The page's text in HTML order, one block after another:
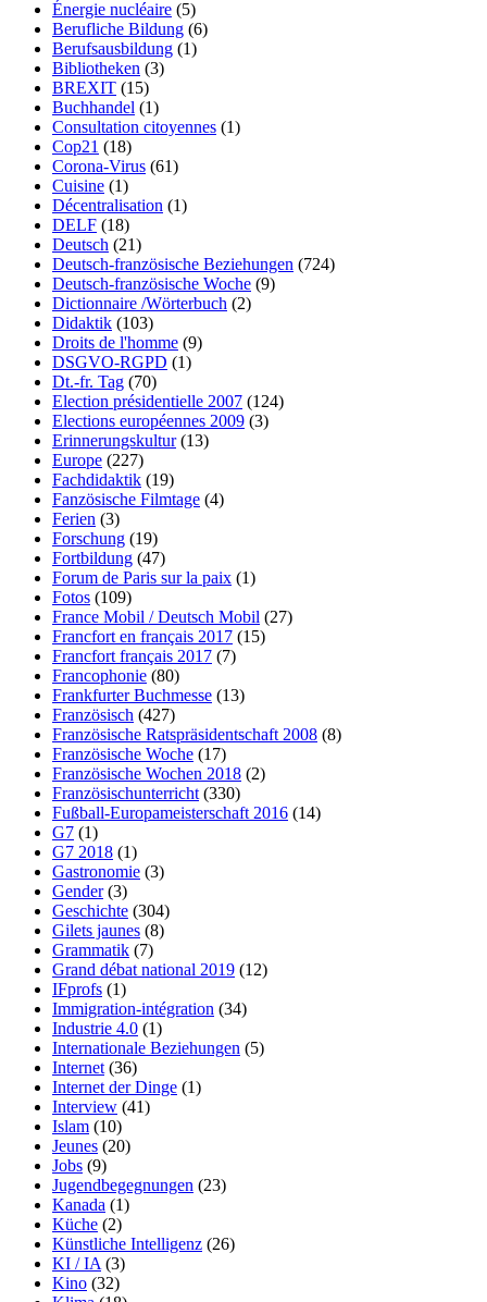
Énergie nucléaire (5)
Berufliche Bildung (6)
Berufsausbildung (1)
Bibliotheken (3)
BREXIT (15)
Buchhandel (1)
Consultation citoyennes (1)
Cop21 (18)
Corona-Virus (61)
Cuisine (1)
Décentralisation (1)
DELF (18)
Deutsch (21)
Deutsch-französische Beziehungen (724)
Deutsch-französische Woche (9)
Dictionnaire /Wörterbuch (2)
Didaktik (103)
Droits de l'homme (9)
DSGVO-RGPD (1)
Dt.-fr. Tag (70)
Election présidentielle 2007 (124)
Elections européennes 2009 (3)
Erinnerungskultur(13)
Europe (227)
Fachdidaktik (19)
Fanzösische Filmtage (4)
Ferien (3)
Forschung (19)
Fortbildung (47)
Forum de Paris sur la paix (1)
Fotos (109)
France Mobil / Deutsch Mobil (27)
Francfort en français 2017 (15)
Francfort français 2017 (7)
Francophonie (80)
Frankfurter Buchmesse (13)
Französisch (427)
Französische Ratspräsidentschaft 2008 (8)
Französische Woche (17)
Französische Wochen 2018 (2)
Französischunterricht(330)
Fußball-Europameisterschaft 2016 (14)
G7 (1)
G7 2018 (1)
Gastronomie (3)
Gender(3)
Geschichte (304)
Gilets jaunes (8)
Grammatik (7)
Grand débat national 2019 (12)
IFprofs (1)
Immigration-intégration (34)
Industrie 4.0 (1)
Internationale Beziehungen (5)
Internet(36)
Internet der Dinge (1)
Interview (41)
Islam (10)
Jeunes (20)
Jobs (9)
Jugendbegegnungen (23)
Kanada (1)
Küche (2)
Künstliche Intelligenz (26)
KI / IA(3)
Kino (32)